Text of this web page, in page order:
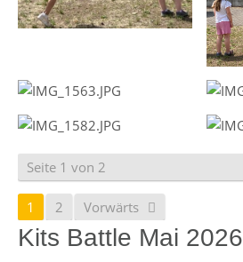
Seite 1 von 2
1 2 Vorwärts
Kits Battle Mai 2026